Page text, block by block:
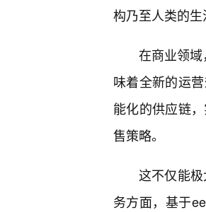
构乃至人类的生
在商业领
味着全新的运
能化的供应链
售策略。
这不仅能
务方面，基于